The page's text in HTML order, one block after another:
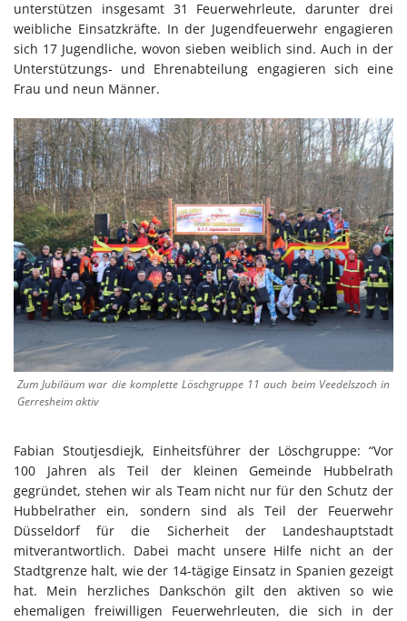
unterstützen insgesamt 31 Feuerwehrleute, darunter drei
weibliche Einsatzkräfte. In der Jugendfeuerwehr engagieren
sich 17 Jugendliche, wovon sieben weiblich sind. Auch in der
Unterstützungs- und Ehrenabteilung engagieren sich eine
Frau und neun Männer.
Zum Jubiläum war die komplette Löschgruppe 11 auch beim Veedelszoch in
Gerresheim aktiv
Fabian Stoutjesdiejk, Einheitsführer der Löschgruppe: “Vor
100 Jahren als Teil der kleinen Gemeinde Hubbelrath
gegründet, stehen wir als Team nicht nur für den Schutz der
Hubbelrather ein, sondern sind als Teil der Feuerwehr
Düsseldorf für die Sicherheit der Landeshauptstadt
mitverantwortlich. Dabei macht unsere Hilfe nicht an der
Stadtgrenze halt, wie der 14-tägige Einsatz in Spanien gezeigt
hat. Mein herzliches Dankschön gilt den aktiven so wie
ehemaligen freiwilligen Feuerwehrleuten, die sich in der